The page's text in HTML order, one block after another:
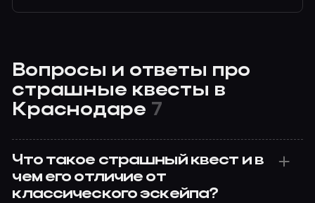
Вопросы и ответы про
страшные квесты в
Краснодаре 7
Что такое страшный квест и в
чем его отличие от
классического эскейпа?